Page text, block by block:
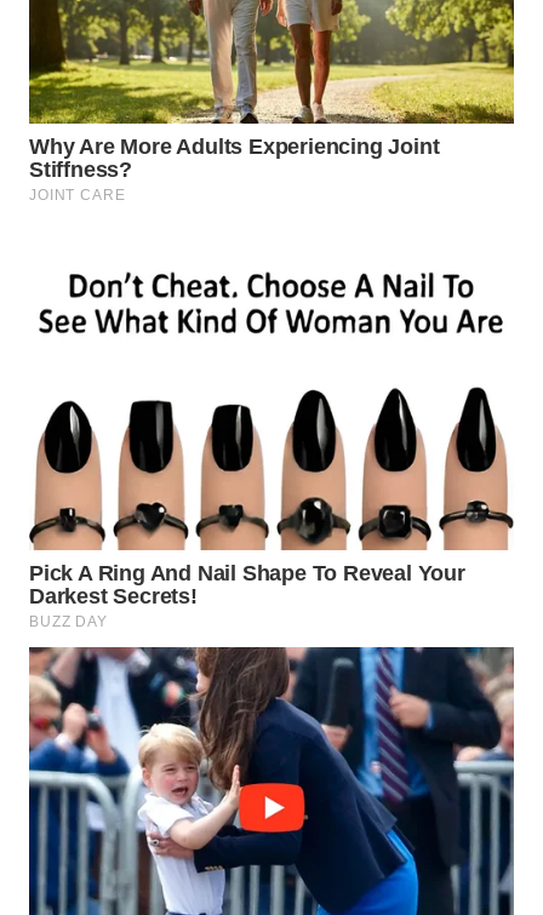
BINTAN
WN
MANDALIKA
WN
LIKUPANG
LABUANBAJO
Wahana
Media
Group
WAHANA
WAHANA
TANI
WAHANA
ADVOKAT
WAHANA
INFRASTRUKTUR
WAHANA